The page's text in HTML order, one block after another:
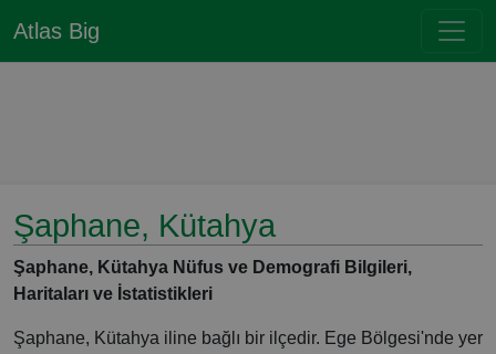
Atlas Big
Şaphane, Kütahya
Şaphane, Kütahya Nüfus ve Demografi Bilgileri,
Haritaları ve İstatistikleri
Şaphane, Kütahya iline bağlı bir ilçedir. Ege Bölgesi'nde yer